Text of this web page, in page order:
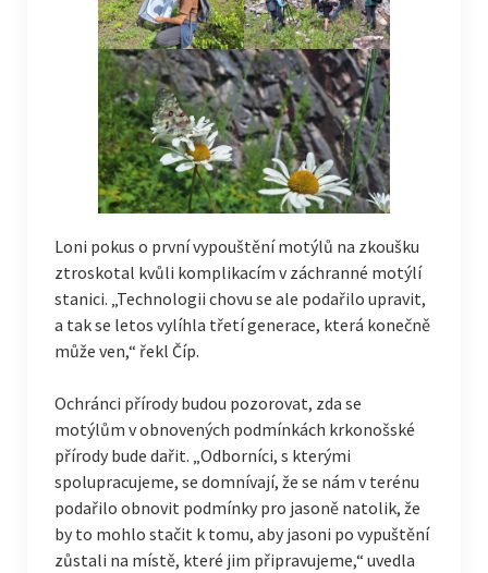
Loni pokus o první vypouštění motýlů na zkoušku
ztroskotal kvůli komplikacím v záchranné motýlí
stanici. „Technologii chovu se ale podařilo upravit,
a tak se letos vylíhla třetí generace, která konečně
může ven,“ řekl Číp.
Ochránci přírody budou pozorovat, zda se
motýlům v obnovených podmínkách krkonošské
přírody bude dařit. „Odborníci, s kterými
spolupracujeme, se domnívají, že se nám v terénu
podařilo obnovit podmínky pro jasoně natolik, že
by to mohlo stačit k tomu, aby jasoni po vypuštění
zůstali na místě, které jim připravujeme,“ uvedla